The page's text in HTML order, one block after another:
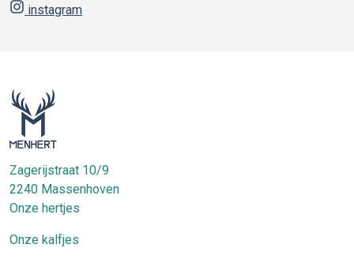
instagram
Zagerijstraat 10/9
2240 Massenhoven
Onze hertjes
Onze kalfjes